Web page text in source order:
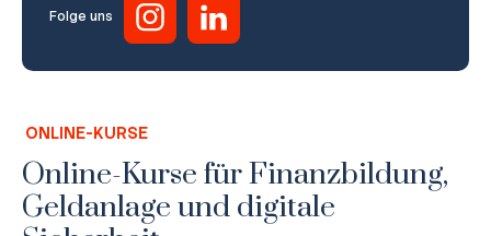
Ratgeber
Online Kurse
Folge uns
ONLINE-KURSE
Online-Kurse für Finanzbildung,
Geldanlage und digitale